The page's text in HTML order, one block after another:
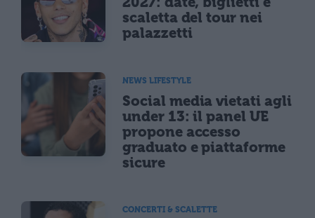
scaletta del tour nei
palazzetti
NEWS LIFESTYLE
Social media vietati agli
under 13: il panel UE
propone accesso
graduato e piattaforme
sicure
CONCERTI & SCALETTE